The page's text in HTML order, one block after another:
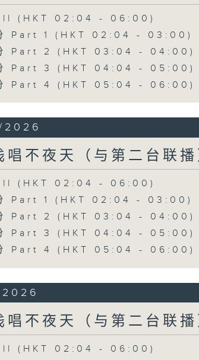
(HKT 02:04 - 06:00)
Part 1 (HKT 02:04 - 03:00)
Part 2 (HKT 03:04 - 04:00)
Part 3 (HKT 04:04 - 05:00)
Part 4 (HKT 05:04 - 06:00)
唱不夜天（与第二台联
(HKT 02:04 - 06:00)
Part 1 (HKT 02:04 - 03:00)
Part 2 (HKT 03:04 - 04:00)
Part 3 (HKT 04:04 - 05:00)
Part 4 (HKT 05:04 - 06:00)
唱不夜天（与第二台联
(HKT 02:04 - 06:00)